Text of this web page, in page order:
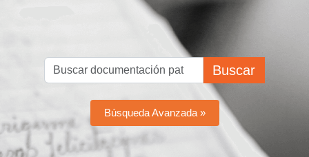
Buscar
Búsqueda Avanzada »